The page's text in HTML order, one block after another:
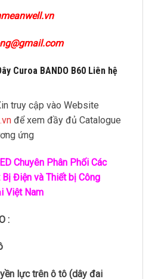
Curoa BANDO B60 Liên hệ
truy cập vào Website
để xem đầy đủ Catalogue
ứng
Chuyên Phân Phối Các
Điện và Thiết bị Công
Việt Nam
:
lực trên ô tô (dây đai